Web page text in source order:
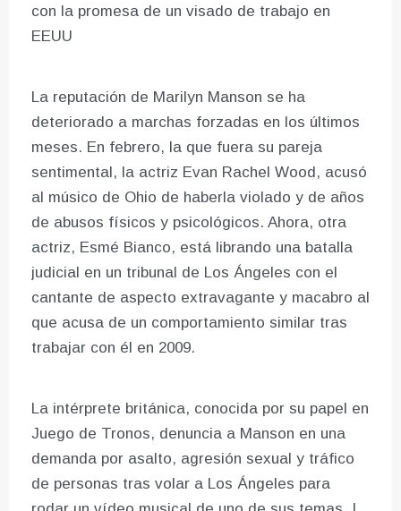
con la promesa de un visado de trabajo en
EEUU
La reputación de Marilyn Manson se ha
deteriorado a marchas forzadas en los últimos
meses. En febrero, la que fuera su pareja
sentimental, la actriz Evan Rachel Wood, acusó
al músico de Ohio de haberla violado y de años
de abusos físicos y psicológicos. Ahora, otra
actriz, Esmé Bianco, está librando una batalla
judicial en un tribunal de Los Ángeles con el
cantante de aspecto extravagante y macabro al
que acusa de un comportamiento similar tras
trabajar con él en 2009.
La intérprete británica, conocida por su papel en
Juego de Tronos, denuncia a Manson en una
demanda por asalto, agresión sexual y tráfico
de personas tras volar a Los Ángeles para